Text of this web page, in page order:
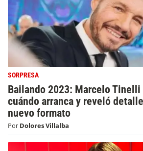
SORPRESA
Bailando 2023: Marcelo
cuándo arranca y reveló
nuevo formato
Por Dolores Villalba